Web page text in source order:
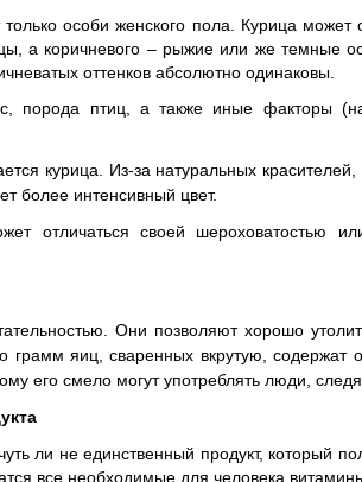
особи женского пола. Курица может
а коричневого – рыжие или же темные
оттенков абсолютно одинаковы.
порода птиц, а также иные факторы
курица. Из-за натуральных
более интенсивный цвет.
отличаться своей шероховатостью
Они позволяют хорошо
грамм яиц, сваренных вкрутую, содержат
его смело могут употреблять люди,
ли не единственный продукт, который
все необходимые для человека